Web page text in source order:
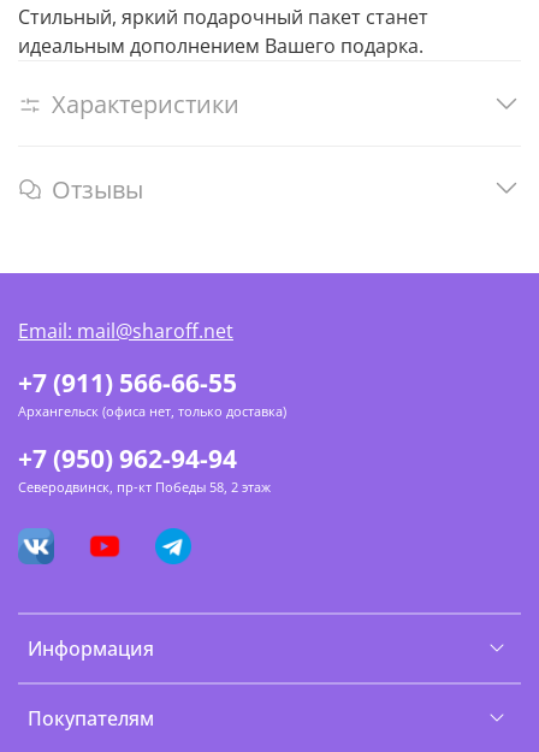
Стильный, яркий подарочный пакет станет
идеальным дополнением Вашего подарка.
Характеристики
Отзывы
Информация
Покупателям
+7 (911) 566-66-55
Архангельск (офиса нет, только доставка)
+7 (950) 962-94-94
Северодвинск, пр-кт Победы 58, 2 этаж
Email: mail@sharoff.net